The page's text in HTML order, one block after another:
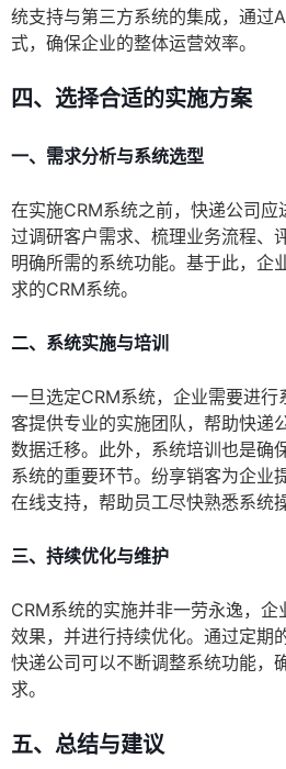
统支持与第三方系统的集成，通过
式，确保企业的整体运营效率。
四、选择合适的实施方案
一、需求分析与系统选型
在实施CRM系统之前，快递公司
过调研客户需求、梳理业务流程、
明确所需的系统功能。基于此，企
求的CRM系统。
二、系统实施与培训
一旦选定CRM系统，企业需要进行
客提供专业的实施团队，帮助快递
数据迁移。此外，系统培训也是确
系统的重要环节。纷享销客为企业
在线支持，帮助员工尽快熟悉系统操
三、持续优化与维护
CRM系统的实施并非一劳永逸，
效果，并进行持续优化。通过定期
快递公司可以不断调整系统功能，
求。
五、总结与建议